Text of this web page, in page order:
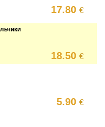
17.80€
18.50€
5.90€